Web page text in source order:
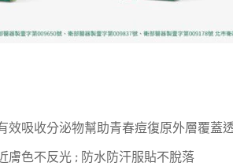
效吸收分泌物幫助青春痘復原外層覆蓋
膚色不反光 ; 防水防汗服貼不脫落